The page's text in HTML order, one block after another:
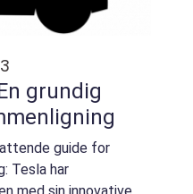
grundig
guide for
Tesla har